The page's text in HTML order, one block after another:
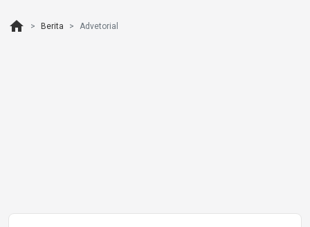
home Berita Advetorial